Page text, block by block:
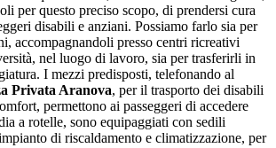
per questo preciso scopo, di prendersi cura
disabili e anziani. Possiamo farlo sia per
accompagnandoli presso centri ricreativi
nel luogo di lavoro, sia per trasferirli in
I mezzi predisposti, telefonando al
Privata Aranova, per il trasporto dei disabili
permettono ai passeggeri di accedere
a rotelle, sono equipaggiati con sedili
di riscaldamento e climatizzazione, per